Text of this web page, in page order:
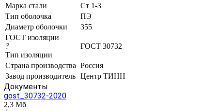
Марка стали
Ст 1-3
Тип оболочка
ПЭ
Диаметр оболочки
355
ГОСТ изоляции
?
Тип изоляции
ГОСТ 30732
Страна производства Россия
Завод производитель Центр ТИНН
Документы
gost_30732-2020
2,3 Мб